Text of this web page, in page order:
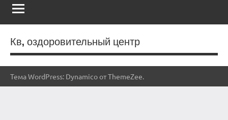
Кв, оздоровительный центр
Тема WordPress: Dynamico от ThemeZee.